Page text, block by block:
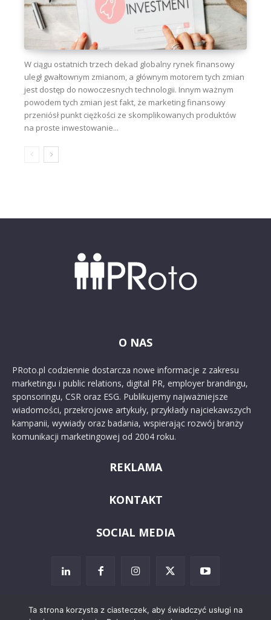
W ciągu ostatnich trzech dekad globalny rynek finansowy
uległ gwałtownym zmianom, a głównym motorem tych zmian
jest dostęp do nowoczesnych technologii. Innym ważnym
powodem tych zmian jest fakt, że marketing finansowy
przeniósł punkt ciężkości ze skomplikowanych produktów
na proste inwestowanie...
O NAS
PRoto.pl codziennie dostarcza nowe informacje z zakresu
marketingu i public relations, digital PR, employer brandingu,
sponsoringu, CSR oraz ESG. Publikujemy najważniejsze
wiadomości, przekrojowe artykuły, przykłady najciekawszych
kampanii, wywiady oraz badania, wspierając rozwój branży
komunikacji marketingowej od 2004 roku.
REKLAMA
KONTAKT
SOCIAL MEDIA
Ta strona korzysta z ciasteczek, aby świadczyć usługi na